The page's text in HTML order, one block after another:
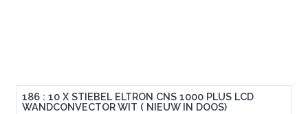
186 : 10 X STIEBEL ELTRON CNS 1000 PLUS LCD
WANDCONVECTOR WIT ( NIEUW IN DOOS)